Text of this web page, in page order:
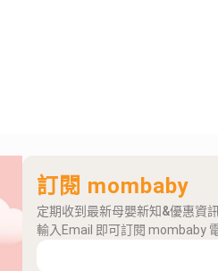
訂閱 mombaby
定期收到最新母嬰新知&優惠資訊
輸入Email 即可訂閱 mombaby